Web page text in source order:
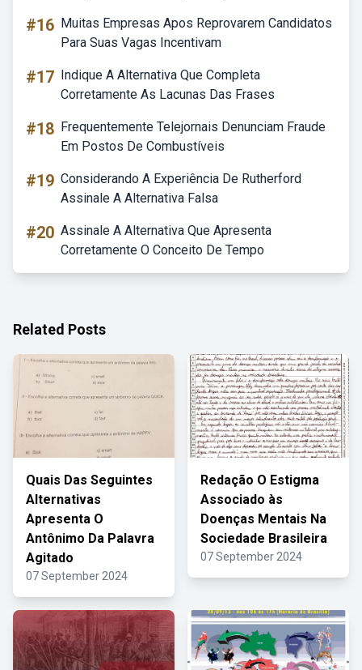
#16 Muitas Empresas Apos Reprovarem Candidatos
Para Suas Vagas Incentivam
#17 Indique A Alternativa Que Completa
Corretamente As Lacunas Das Frases
#18 Frequentemente Telejornais Denunciam Fraude
Em Postos De Combustíveis
#19 Considerando A Experiência De Rutherford
Assinale A Alternativa Falsa
#20 Assinale A Alternativa Que Apresenta
Corretamente O Conceito De Tempo
Related Posts
Quais Das Seguintes
Alternativas
Apresenta O
Antônimo Da Palavra
Agitado
07 September 2024
Redação O Estigma
Associado às
Doenças Mentais Na
Sociedade Brasileira
07 September 2024